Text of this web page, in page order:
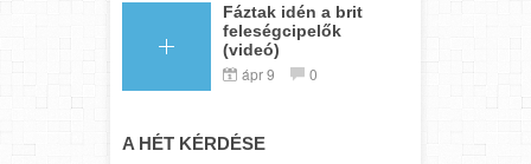
Fáztak idén a brit
feleségcipelők
(videó)
ápr 9 0
A HÉT KÉRDÉSE